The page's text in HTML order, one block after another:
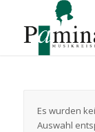
Es wurden
Auswahl